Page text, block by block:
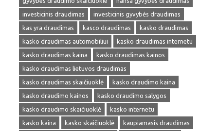
investicinis draudimas
investicinis gyvybės draudimas
kas yra draudimas
kasco draudimas
kasko draudimas
kasko draudimas automobiliui
kasko draudimas internetu
kasko draudimas kaina
kasko draudimas kainos
kasko draudimas lietuvos draudimas
kasko draudimas skaičiuoklė
kasko draudimo kaina
kasko draudimo kainos
kasko draudimo salygos
kasko draudimo skaičiuoklė
kasko internetu
kasko kaina
kasko skaičiuoklė
kaupiamasis draudimas